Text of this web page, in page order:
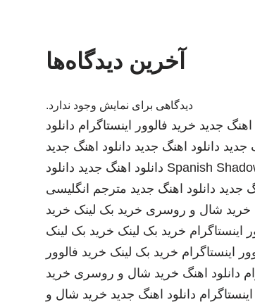
آخرین دیدگاه‌ها
دیدگاهی برای نمایش وجود ندارد.
اهنگ جدید خرید فالوور اینستاگرام دانلود
جدید دانلود اهنگ جدید دانلود اهنگ جدید
Spanish دانلود اهنگ جدید دانلود
جدید دانلود اهنگ جدید مترجم انگلیسی
خرید شال و روسری خرید بک لینک خرید
اینستاگرام خرید بک لینک خرید بک لینک
اینستاگرام خرید بک لینک خرید فالوور
دانلود اهنگ خرید شال و روسری خرید
دانلود اهنگ جدید خرید شال و